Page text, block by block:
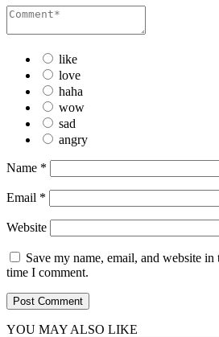
like
love
haha
wow
sad
angry
Name *
Email *
Website
Save my name, email, and website
time I comment.
YOU MAY ALSO LIKE